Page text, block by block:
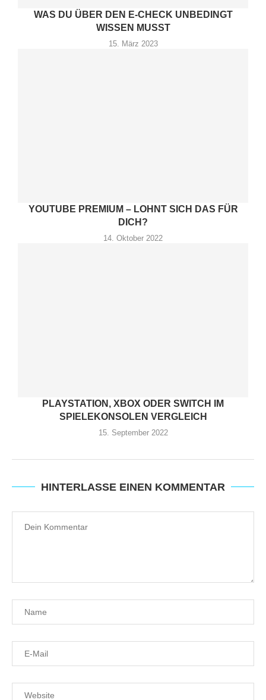
WAS DU ÜBER DEN E-CHECK UNBEDINGT
WISSEN MUSST
15. März 2023
YOUTUBE PREMIUM – LOHNT SICH DAS FÜR
DICH?
14. Oktober 2022
PLAYSTATION, XBOX ODER SWITCH IM
SPIELEKONSOLEN VERGLEICH
15. September 2022
HINTERLASSE EINEN KOMMENTAR